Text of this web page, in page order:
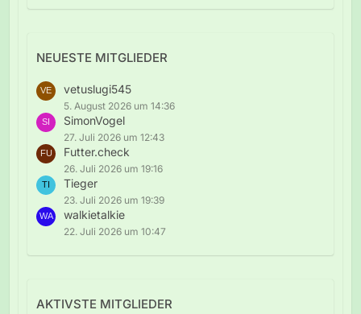
NEUESTE MITGLIEDER
vetuslugi545
5. August 2026 um 14:36
SimonVogel
27. Juli 2026 um 12:43
Futter.check
26. Juli 2026 um 19:16
Tieger
23. Juli 2026 um 19:39
walkietalkie
22. Juli 2026 um 10:47
AKTIVSTE MITGLIEDER